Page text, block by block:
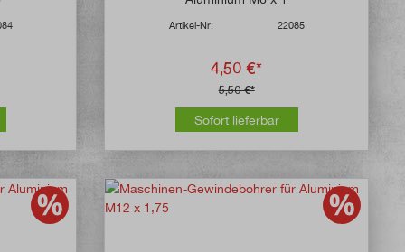
Artikel-Nr: 22085
4,50 €*
5,50 €*
Sofort lieferbar